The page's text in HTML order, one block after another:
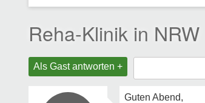
Reha-Klinik in NRW
Als Gast antworten +
Guten Abend,